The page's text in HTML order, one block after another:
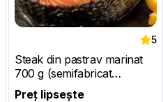
5
Steak din pastrav marinat
700 g (semifabricat
congelat)
Preț lipsește